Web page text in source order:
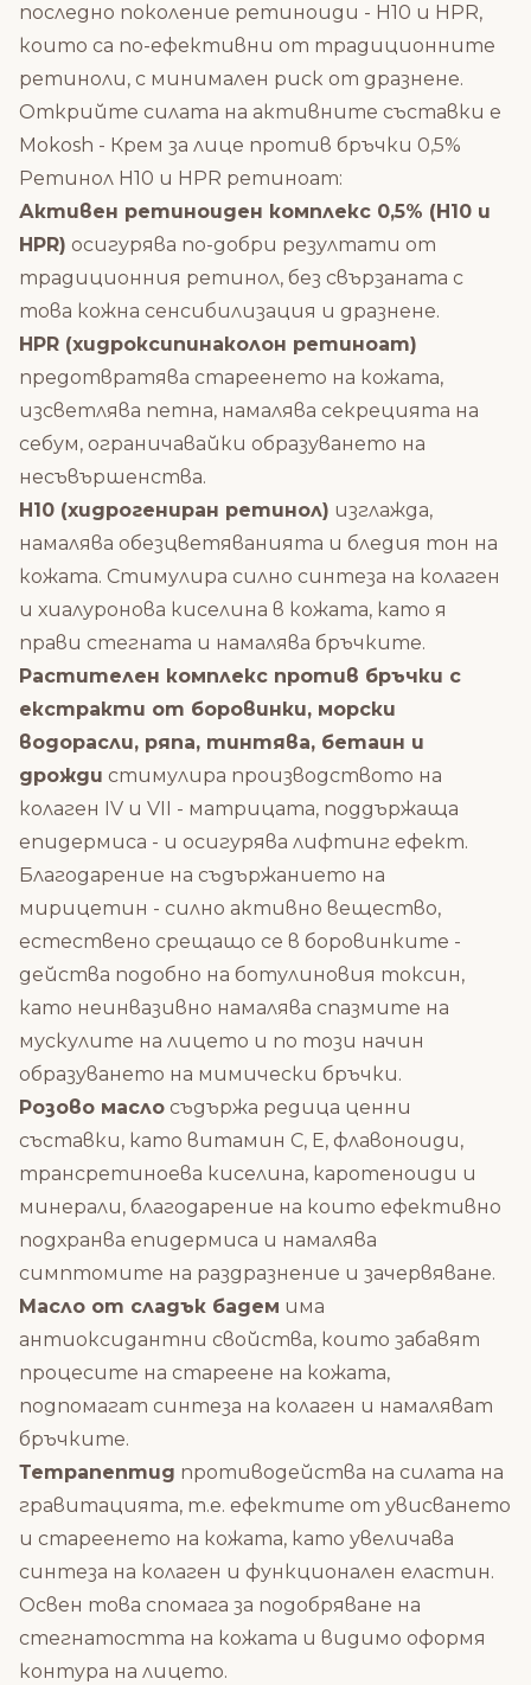
последно поколение ретиноиди - H10 и HPR,
които са по-ефективни от традиционните
ретиноли, с минимален риск от дразнене.
Открийте силата на активните съставки е
Mokosh - Крем за лице против бръчки 0,5%
Ретинол Н10 и HPR ретиноат:
Активен ретиноиден комплекс 0,5% (H10 и
HPR) осигурява по-добри резултати от
традиционния ретинол, без свързаната с
това кожна сенсибилизация и дразнене.
HPR (хидроксипинаколон ретиноат)
предотвратява стареенето на кожата,
изсветлява петна, намалява секрецията на
себум, ограничавайки образуването на
несъвършенства.
H10 (хидрогениран ретинол) изглажда,
намалява обезцветяванията и бледия тон на
кожата. Стимулира силно синтеза на колаген
и хиалуронова киселина в кожата, като я
прави стегната и намалява бръчките.
Растителен комплекс против бръчки с
екстракти от боровинки, морски
водорасли, ряпа, тинтява, бетаин и
дрожди стимулира производството на
колаген IV и VII - матрицата, поддържаща
епидермиса - и осигурява лифтинг ефект.
Благодарение на съдържанието на
мирицетин - силно активно вещество,
естествено срещащо се в боровинките -
действа подобно на ботулиновия токсин,
като неинвазивно намалява спазмите на
мускулите на лицето и по този начин
образуването на мимически бръчки.
Розово масло съдържа редица ценни
съставки, като витамин С, Е, флавоноиди,
трансретиноева киселина, каротеноиди и
минерали, благодарение на които ефективно
подхранва епидермиса и намалява
симптомите на раздразнение и зачервяване.
Масло от сладък бадем има
антиоксидантни свойства, които забавят
процесите на стареене на кожата,
подпомагат синтеза на колаген и намаляват
бръчките.
Тетрапептид противодейства на силата на
гравитацията, т.е. ефектите от увисването
и стареенето на кожата, като увеличава
синтеза на колаген и функционален еластин.
Освен това спомага за подобряване на
стегнатостта на кожата и видимо оформя
контура на лицето.